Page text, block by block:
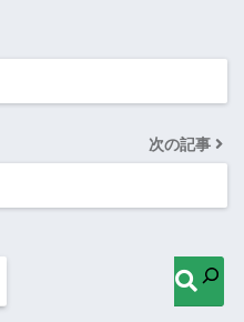
次の記事